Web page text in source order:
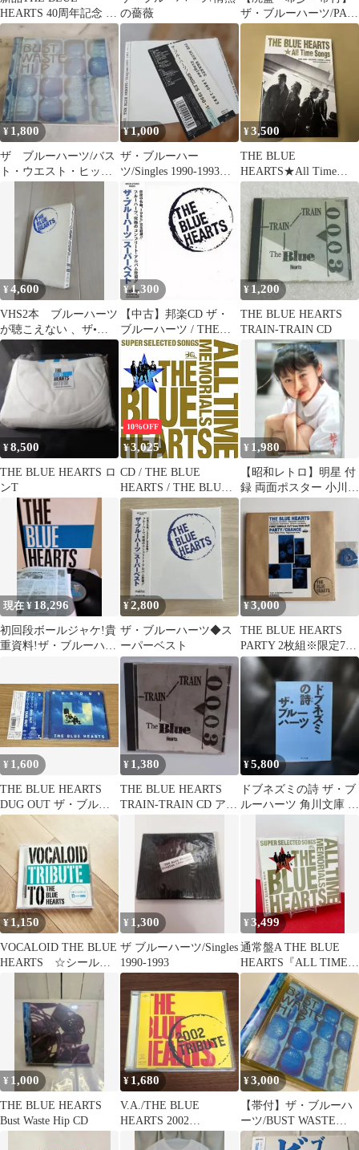
HEARTS 40周年記念 T
シャツ ブルーハーツ
の薔薇
ザ・ブルーハーツ/PAN/
ラスト・オリジナル・
アルバム
¥ 1,800
ザ ブルーハーツ/バス
ト・ウエスト・ヒッ
¥1,000
ザ・ブルーハー
ツ/Singles 1990-1993
※ジャンク
¥3,500
THE BLUE
HEARTS★All Time
Songs
¥4,600
VHS2本 ブルーハーツ
が聴こえない 、ザ•ブ
ルーハーツ はじめて
のビデオ
¥1,300
【中古】邦楽CD ザ・
ブルーハーツ / THE
BLUE HEARTS SUPER
BEST
¥ 1,200
THE BLUE HEARTS
TRAIN-TRAIN CD
¥8,500
THE BLUE HEARTS ロ
ンT
10%OFF
¥3,025
CD / THE BLUE
HEARTS / THE BLUE
HEARTS 30th
ANNIVERSARY ALL
TIME MEMORIALS ～
SUPER SELECTED
SONGS～ (通常盤B)
¥ 1,980
【昭和レトロ】明星 付
録 両面ポスター 小川範
子 ザ・ブルーハーツ
現在 ¥18,296
初回段ボールジャケ!貴
重資料!ザ・ブルーハー
¥2,800
ザ・ブルーハーツ◆ス
ーパーベスト
¥3,000
THE BLUE HEARTS
PARTY 2枚組※限定7イ
ンチアダプター付
¥ 1,600
THE BLUE HEARTS
DUG OUT ザ・ブルー
ハーツ 帯付き
¥ 1,380
THE BLUE HEARTS
TRAIN-TRAIN CD アル
¥5,800
ドブネズミの詩 ザ・ブ
ルーハーツ 角川文庫 文
¥ 1,150
VOCALOID THE BLUE
HEARTS ☆シールな
し、ケース新品
¥ 1,300
ザ ブルーハーツ/Singles
1990-1993
¥3,499
通常盤A THE BLUE
HEARTS『ALL TIME
MEMORIALS～SUPER
SELECTED SONGS
～』『30th
ANNIVERSARY』CD 3
枚セット MERC-4001
ブルーハーツ ベスト盤
BEST
¥ 1,000
THE BLUE HEARTS
Bust Waste Hip CD
¥ 1,680
V.A./THE BLUE
HEARTS 2002
TRIBUTE
¥3,000
【帯付】ザ・ブルーハ
ーツ/BUST WASTE
HIP/ミニフォトブック